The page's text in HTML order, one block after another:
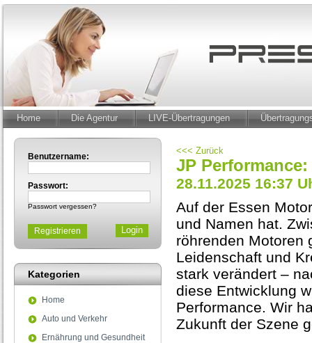
Home Die Agentur LIVE-Übertragungen
Benutzername:
Passwort:
Passwort vergessen?
Registrieren
Kategorien
Home
Auto und Verkehr
Ernährung und Gesundheit
<<< Zurück
JP
28.11.2025 16:37
Auf der Essen
und Namen hat.
röhrenden Motoren
Leidenschaft und
stark verändert –
diese Entwicklung
Performance. Wir
Zukunft der Szene